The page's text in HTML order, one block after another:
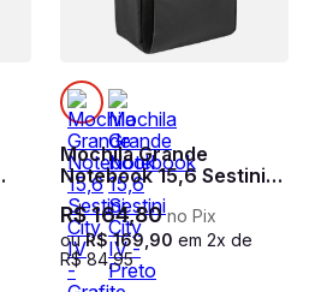
Mochila Grande
Notebook 15,6 Sestini
City IV - Grafite
R$164,80no Pix
ouR$ 169 90 em 2x de
R$ 84,95